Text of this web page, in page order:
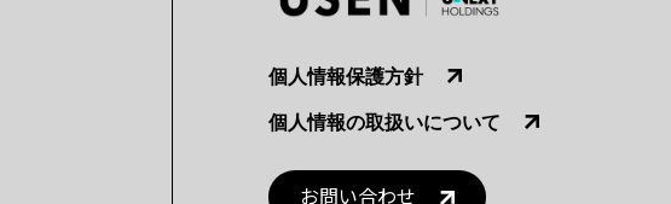
個人情報保護方針
個人情報の取扱いについて
お問い合わせ